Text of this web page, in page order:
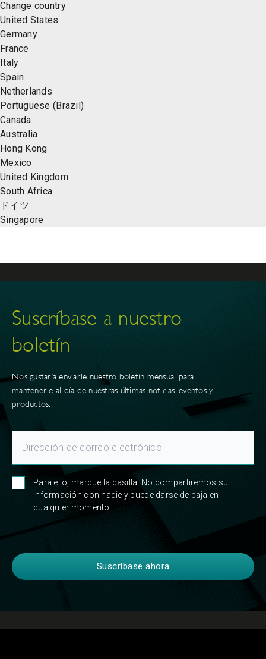
Change country
United States
Germany
France
Italy
Spain
Netherlands
Portuguese (Brazil)
Canada
Australia
Hong Kong
Mexico
United Kingdom
South Africa
ドイツ
Singapore
Suscríbase a nuestro
boletín
Nos gustaría enviarle nuestro boletín mensual para
mantenerle al día de nuestras últimas noticias, eventos y
productos.
Para ello, marque la casilla. No compartiremos su
información con nadie y puede darse de baja en
cualquier momento.